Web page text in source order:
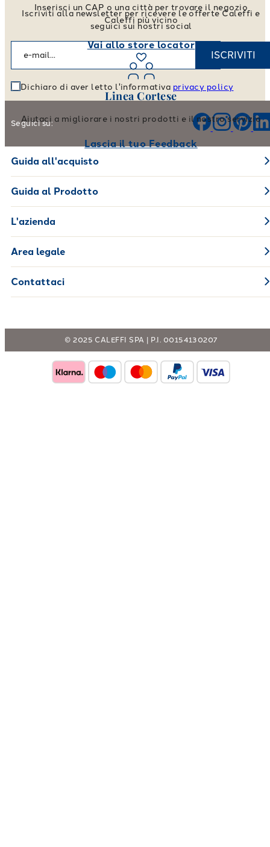
Inserisci un CAP o una città per trovare il negozio
Caleffi più vicino
Vai allo store locator
Linea Cortese
Aiutaci a migliorare i nostri prodotti e il nostro servizio
Lascia il tuo Feedback
Iscriviti alla newsletter per ricevere le offerte Caleffi e
seguici sui nostri social
ISCRIVITI
Dichiaro di aver letto l'informativa privacy policy
Seguici su:
Guida all'acquisto
Guida al Prodotto
L'azienda
Area legale
Contattaci
© 2025 CALEFFI SPA | P.I. 00154130207